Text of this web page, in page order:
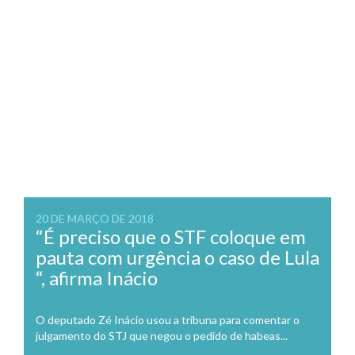
20 DE MARÇO DE 2018
“É preciso que o STF coloque em
pauta com urgência o caso de Lula
“, afirma Inácio
O deputado Zé Inácio usou a tribuna para comentar o
julgamento do STJ que negou o pedido de habeas...